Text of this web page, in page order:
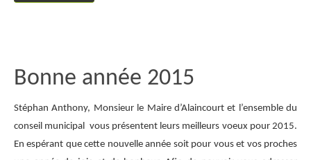
Bonne année 2015
Stéphan Anthony, Monsieur le Maire d’Alaincourt et l’ensemble du
conseil municipal vous présentent leurs meilleurs voeux pour 2015.
En espérant que cette nouvelle année soit pour vous et vos proches